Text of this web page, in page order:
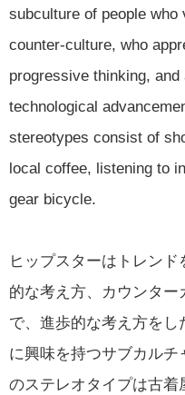
subculture of people who
counter-culture, who
progressive thinking,
technological
stereotypes consist of
local coffee, listening to
gear bicycle.
ヒップスターはトレン
的な考え方、カウンター
で、進歩的な考え方を
に興味を持つサブカル
のステレオタイプは古